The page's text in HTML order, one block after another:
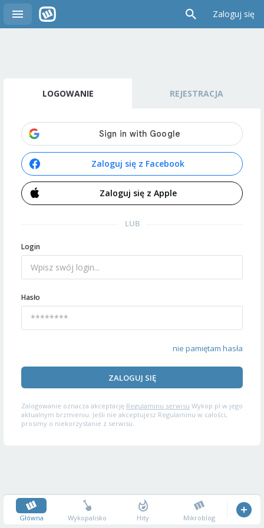
Zaloguj się
LOGOWANIE REJESTRACJA
Zaloguj się z Facebook
Zaloguj się z Apple
LUB
Login
Hasło
nie pamiętam hasła
ZALOGUJ SIĘ
Zalogowanie oznacza akceptację Regulaminu serwisu Wykop.pl w jego
aktualnym brzmieniu. Jeśli nie akceptujesz Regulaminu w całości,
prosimy o niekorzystanie z serwisu.
Główna Wykopalisko Hity Mikroblog